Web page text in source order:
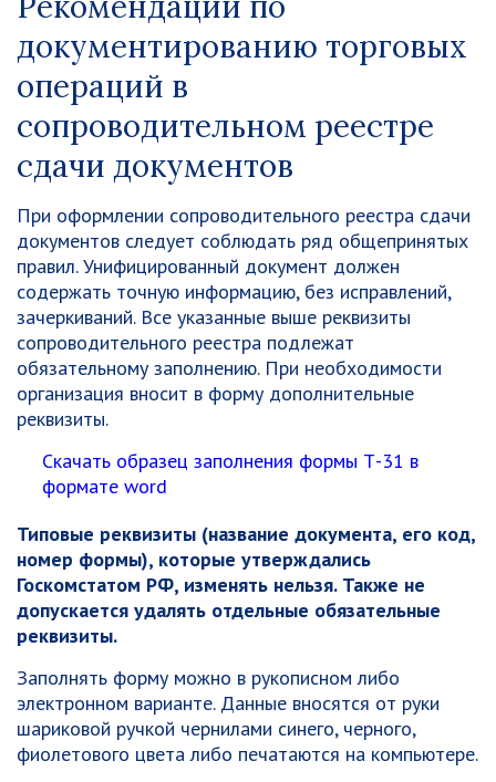
документированию торговых
операций в
сопроводительном реестре
сдачи документов
При оформлении сопроводительного реестра сдачи
документов следует соблюдать ряд общепринятых
правил. Унифицированный документ должен
содержать точную информацию, без исправлений,
зачеркиваний. Все указанные выше реквизиты
сопроводительного реестра подлежат
обязательному заполнению. При необходимости
организация вносит в форму дополнительные
реквизиты.
Скачать образец заполнения формы Т-31 в
формате word
Типовые реквизиты (название документа, его код,
номер формы), которые утверждались
Госкомстатом РФ, изменять нельзя. Также не
допускается удалять отдельные обязательные
реквизиты.
Заполнять форму можно в рукописном либо
электронном варианте. Данные вносятся от руки
шариковой ручкой чернилами синего, черного,
фиолетового цвета либо печатаются на компьютере.